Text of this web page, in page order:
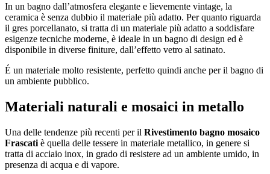
In un bagno dall’atmosfera elegante e lievemente vintage, la
ceramica è senza dubbio il materiale più adatto. Per quanto riguarda
il gres porcellanato, si tratta di un materiale più adatto a soddisfare
esigenze tecniche moderne, è ideale in un bagno di design ed è
disponibile in diverse finiture, dall’effetto vetro al satinato.
É un materiale molto resistente, perfetto quindi anche per il bagno di
un ambiente pubblico.
Materiali naturali e mosaici in metallo
Una delle tendenze più recenti per il Rivestimento bagno mosaico
Frascati è quella delle tessere in materiale metallico, in genere si
tratta di acciaio inox, in grado di resistere ad un ambiente umido, in
presenza di acqua e di vapore.